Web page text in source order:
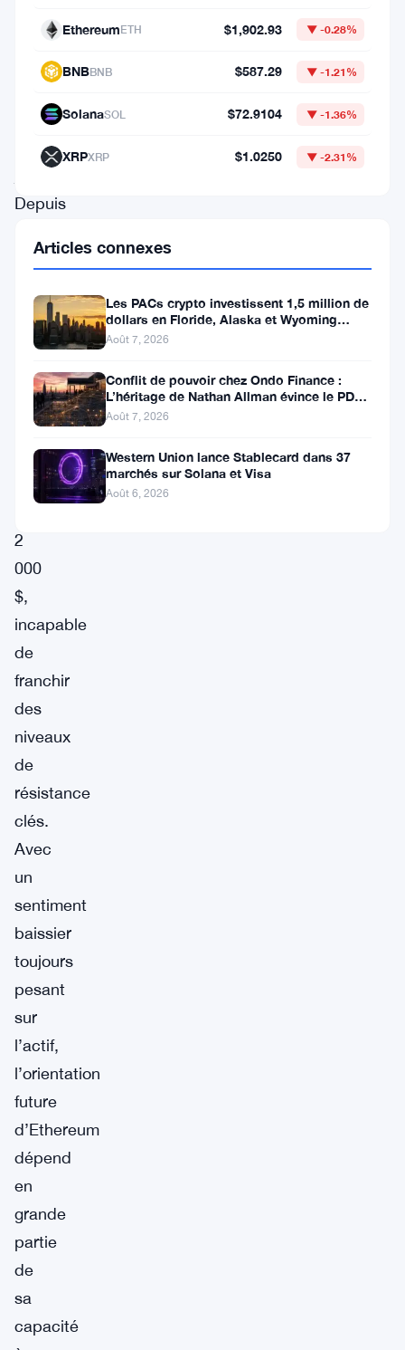
seulement
Depuis
semaine,
reste
bloqué
dessous
niveau
critique
2
000
$,
incapable
de
franchir
des
niveaux
de
résistance
clés.
Avec
un
sentiment
baissier
toujours
pesant
sur
l’actif,
l’orientation
future
d’Ethereum
dépend
en
grande
partie
de
sa
capacité
EthereumETH $1,902.93 ▼ -0.28%
BNBBNB $587.29 ▼ -1.21%
SolanaSOL $72.9104 ▼ -1.36%
XRPXRP $1.0250 ▼ -2.31%
Articles connexes
Les PACs crypto investissent 1,5 million de
dollars en Floride, Alaska et Wyoming
après un revers au Michigan
Août 7, 2026
Conflit de pouvoir chez Ondo Finance :
L’héritage de Nathan Allman évince le PDG
Ian De Bode le 24 juillet
Août 7, 2026
Western Union lance Stablecard dans 37
marchés sur Solana et Visa
Août 6, 2026